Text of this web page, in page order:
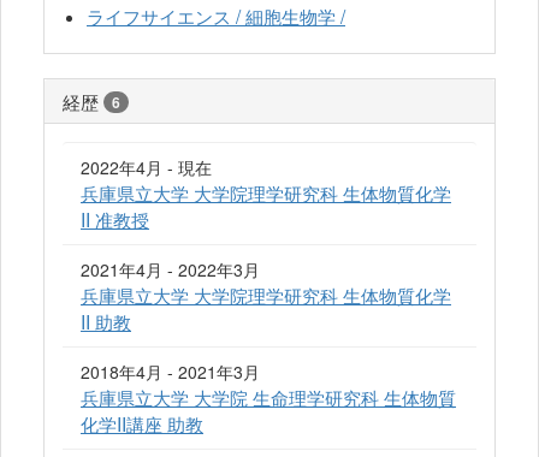
ライフサイエンス / 細胞生物学 /
経歴 6
2022年4月 - 現在
兵庫県立大学 大学院理学研究科 生体物質化学
II 准教授
2021年4月 - 2022年3月
兵庫県立大学 大学院理学研究科 生体物質化学
II 助教
2018年4月 - 2021年3月
兵庫県立大学 大学院 生命理学研究科 生体物質
化学II講座 助教